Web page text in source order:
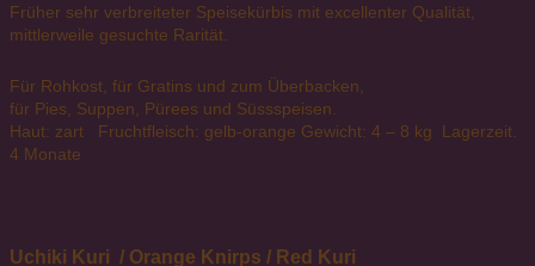
Früher sehr verbreiteter Speisekürbis mit excellenter Qualität,
mittlerweile gesuchte Rarität.
Für Rohkost, für Gratins und zum Überbacken,
für Pies, Suppen, Pürees und Süssspeisen.
Haut: zart Fruchtfleisch: gelb-orange Gewicht: 4 – 8 kg Lagerzeit.
4 Monate
Uchiki Kuri / Orange Knirps / Red Kuri